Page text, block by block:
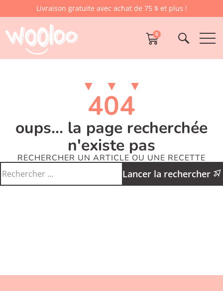
Livraison gratuite avec achat de 75 $ et plus !
0
404
oups... la page recherchée
n'existe pas
RECHERCHER UN ARTICLE OU UNE RECETTE
Lancer la rechercher